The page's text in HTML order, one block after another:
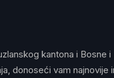
kantona i Bosne i
donoseći vam najnovije